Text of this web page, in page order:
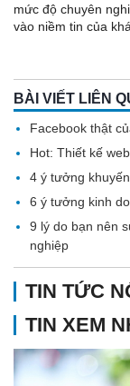
mức độ chuyên
vào niềm tin của
BÀI VIẾT LIÊN
Facebook thật
Hot: Thiết kế
4 ý tưởng
6 ý tưởng kinh
9 lý do bạn nên
nghiệp
TIN TỨC
TIN XEM